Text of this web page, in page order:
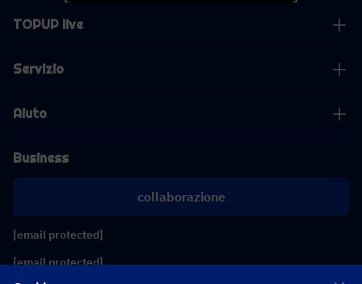
TOPUP live
Servizio
Aiuto
Business
collaborazione
[email protected]
[email protected]